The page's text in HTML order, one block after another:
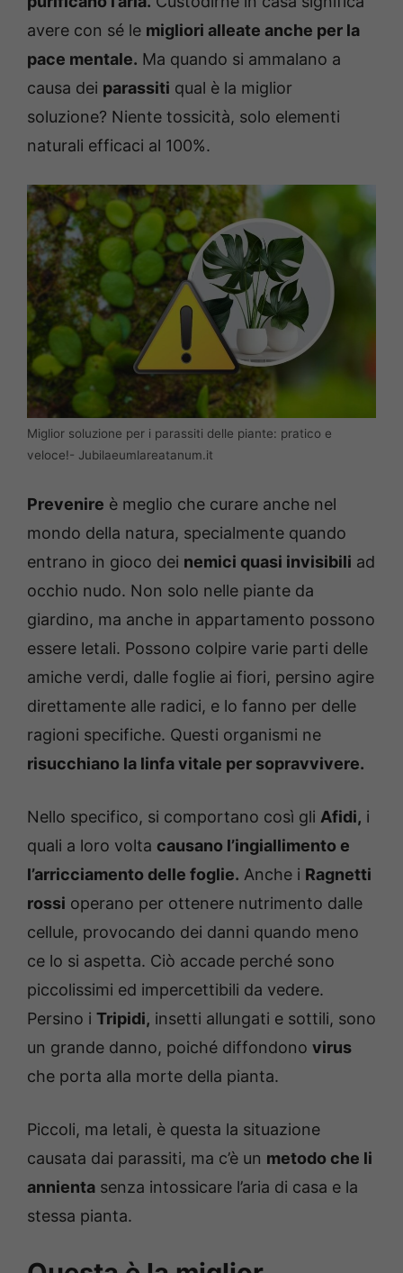
avere con sé le migliori alleate anche per la
pace mentale. Ma quando si ammalano a
causa dei parassiti qual è la miglior
soluzione? Niente tossicità, solo elementi
naturali efficaci al 100%.
Miglior soluzione per i parassiti delle piante: pratico e
veloce!- Jubilaeumlareatanum.it
Prevenire è meglio che curare anche nel
mondo della natura, specialmente quando
entrano in gioco dei nemici quasi invisibili ad
occhio nudo. Non solo nelle piante da
giardino, ma anche in appartamento possono
essere letali. Possono colpire varie parti delle
amiche verdi, dalle foglie ai fiori, persino agire
direttamente alle radici, e lo fanno per delle
ragioni specifiche. Questi organismi ne
risucchiano la linfa vitale per sopravvivere.
Nello specifico, si comportano così gli Afidi, i
quali a loro volta causano l’ingiallimento e
l’arricciamento delle foglie. Anche i Ragnetti
rossi operano per ottenere nutrimento dalle
cellule, provocando dei danni quando meno
ce lo si aspetta. Ciò accade perché sono
piccolissimi ed impercettibili da vedere.
Persino i Tripidi, insetti allungati e sottili, sono
un grande danno, poiché diffondono virus
che porta alla morte della pianta.
Piccoli, ma letali, è questa la situazione
causata dai parassiti, ma c’è un metodo che li
annienta senza intossicare l’aria di casa e la
stessa pianta.